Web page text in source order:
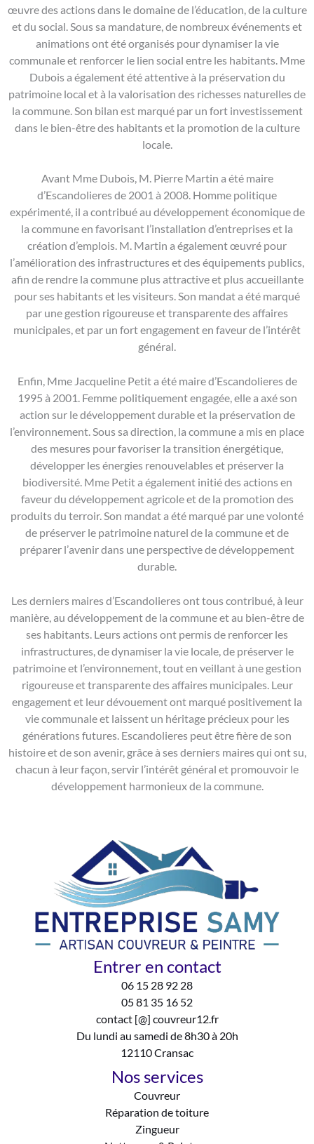
œuvre des actions dans le domaine de l’éducation, de la culture
et du social. Sous sa mandature, de nombreux événements et
animations ont été organisés pour dynamiser la vie
communale et renforcer le lien social entre les habitants. Mme
Dubois a également été attentive à la préservation du
patrimoine local et à la valorisation des richesses naturelles de
la commune. Son bilan est marqué par un fort investissement
dans le bien-être des habitants et la promotion de la culture
locale.
Avant Mme Dubois, M. Pierre Martin a été maire
d’Escandolieres de 2001 à 2008. Homme politique
expérimenté, il a contribué au développement économique de
la commune en favorisant l’installation d’entreprises et la
création d’emplois. M. Martin a également œuvré pour
l’amélioration des infrastructures et des équipements publics,
afin de rendre la commune plus attractive et plus accueillante
pour ses habitants et les visiteurs. Son mandat a été marqué
par une gestion rigoureuse et transparente des affaires
municipales, et par un fort engagement en faveur de l’intérêt
général.
Enfin, Mme Jacqueline Petit a été maire d’Escandolieres de
1995 à 2001. Femme politiquement engagée, elle a axé son
action sur le développement durable et la préservation de
l’environnement. Sous sa direction, la commune a mis en place
des mesures pour favoriser la transition énergétique,
développer les énergies renouvelables et préserver la
biodiversité. Mme Petit a également initié des actions en
faveur du développement agricole et de la promotion des
produits du terroir. Son mandat a été marqué par une volonté
de préserver le patrimoine naturel de la commune et de
préparer l’avenir dans une perspective de développement
durable.
Les derniers maires d’Escandolieres ont tous contribué, à leur
manière, au développement de la commune et au bien-être de
ses habitants. Leurs actions ont permis de renforcer les
infrastructures, de dynamiser la vie locale, de préserver le
patrimoine et l’environnement, tout en veillant à une gestion
rigoureuse et transparente des affaires municipales. Leur
engagement et leur dévouement ont marqué positivement la
vie communale et laissent un héritage précieux pour les
générations futures. Escandolieres peut être fière de son
histoire et de son avenir, grâce à ses derniers maires qui ont su,
chacun à leur façon, servir l’intérêt général et promouvoir le
développement harmonieux de la commune.
Entrer en contact
06 15 28 92 28
05 81 35 16 52
contact [@] couvreur12.fr
Du lundi au samedi de 8h30 à 20h
12110 Cransac
Nos services
Couvreur
Réparation de toiture
Zingueur